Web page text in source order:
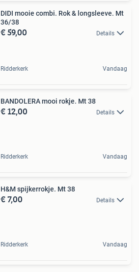
DIDI mooie combi. Rok & longsleeve. Mt
36/38
€ 59,00 Details
Ridderkerk Vandaag
BANDOLERA mooi rokje. Mt 38
€ 12,00 Details
Ridderkerk Vandaag
H&M spijkerrokje. Mt 38
€ 7,00 Details
Ridderkerk Vandaag